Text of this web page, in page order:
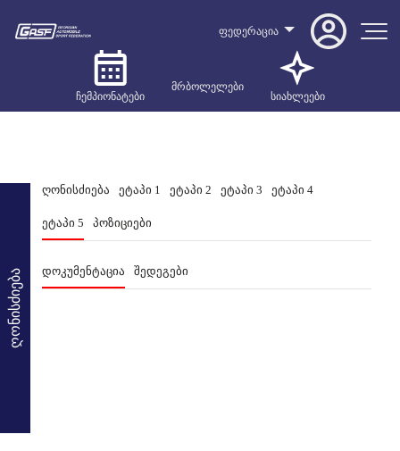
ფედერაცია
ჩემპიონატები
მრბოლელები
სიახლეები
ღონისძიება
ღონისძიება ეტაპი 1 ეტაპი 2 ეტაპი 3 ეტაპი 4
ეტაპი 5 პოზიციები
დოკუმენტაცია შედეგები